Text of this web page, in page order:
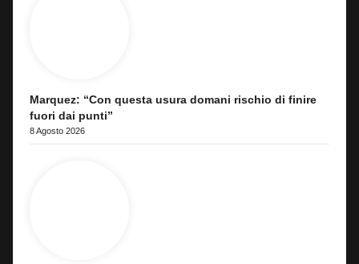
Marquez: “Con questa usura domani rischio di finire
fuori dai punti”
8 Agosto 2026